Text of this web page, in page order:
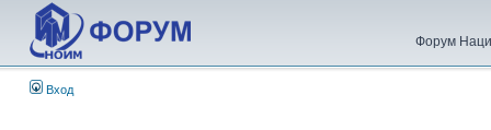
Форум
Вход